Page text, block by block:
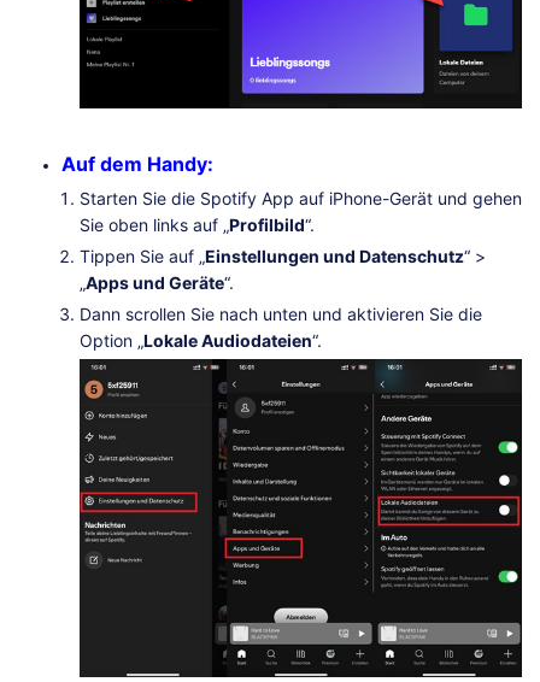
Auf dem Handy:
Starten Sie die Spotify App auf iPhone-Gerät und gehen
Sie oben links auf „Profilbild“.
Tippen Sie auf „Einstellungen und Datenschutz“ >
„Apps und Geräte“.
Dann scrollen Sie nach unten und aktivieren Sie die
Option „Lokale Audiodateien“.